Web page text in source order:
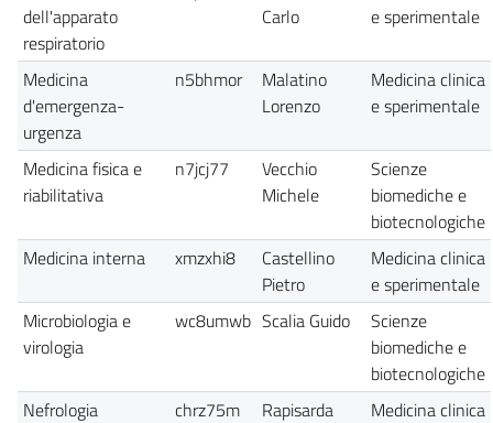
dell'apparato
respiratorio
Carlo
e sperimentale
Medicina
d'emergenza-
urgenza
n5bhmor
Malatino
Lorenzo
Medicina clinica
e sperimentale
Medicina fisica e
riabilitativa
n7jcj77
Vecchio
Michele
Scienze
biomediche e
biotecnologiche
Medicina interna
xmzxhi8
Castellino
Pietro
Medicina clinica
e sperimentale
Microbiologia e
virologia
wc8umwb Scalia Guido
Scienze
biomediche e
biotecnologiche
Nefrologia
chrz75m
Rapisarda
Medicina clinica